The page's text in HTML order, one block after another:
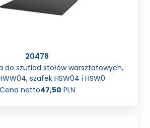
20478
do szuflad stołów warsztatowych,
szafek HSW04 i HSW0
Cena netto47,50 PLN